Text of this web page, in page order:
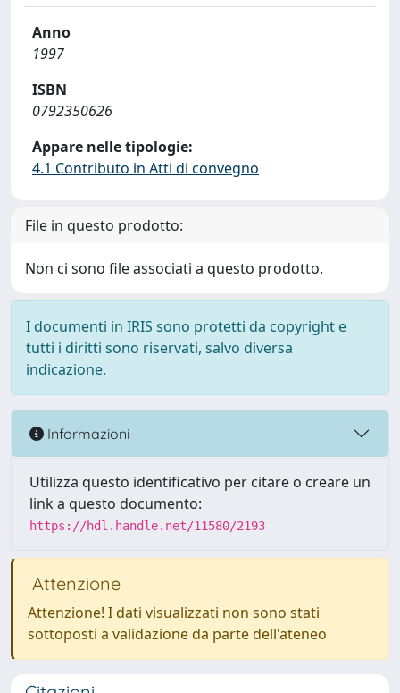
Anno
1997
ISBN
0792350626
Appare nelle tipologie:
4.1 Contributo in Atti di convegno
File in questo prodotto:
Non ci sono file associati a questo prodotto.
I documenti in IRIS sono protetti da copyright e
tutti i diritti sono riservati, salvo diversa
indicazione.
Informazioni
Utilizza questo identificativo per citare o creare un
link a questo documento:
https://hdl.handle.net/11580/2193
Attenzione
Attenzione! I dati visualizzati non sono stati
sottoposti a validazione da parte dell'ateneo